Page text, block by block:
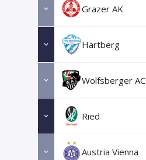
Grazer AK
Hartberg
Wolfsberger AC
Ried
Austria Vienna